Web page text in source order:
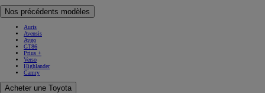
Nos précédents modèles
Auris
Avensis
Aygo
GT86
Prius +
Verso
Highlander
Camry
Acheter une Toyota